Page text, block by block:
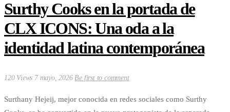
Surthy Cooks en la portada de
CLX ICONS: Una oda a la
identidad latina contemporánea
120 Views 7 mayo, 2026 Be first to comment
Surthany Hejeij, mejor conocida en redes sociales como Surthy